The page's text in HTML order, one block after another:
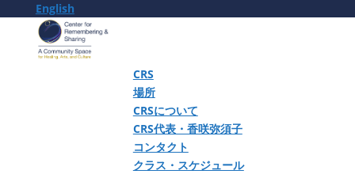
English
CRS
場所
CRSについて
CRS代表・香咲弥須子
コンタクト
クラス・スケジュール